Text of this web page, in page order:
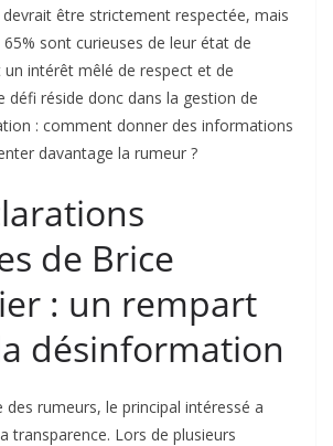
être strictement respectée, mais
sont curieuses de leur état de
intérêt mêlé de respect et de
défi réside donc dans la gestion de
: comment donner des informations
davantage la rumeur ?
de Brice
: un rempart
désinformation
des rumeurs, le principal intéressé a
transparence. Lors de plusieurs